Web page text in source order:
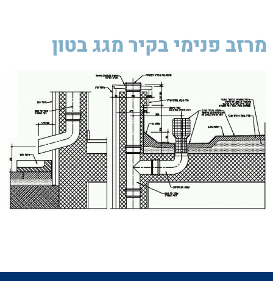
מרזב פנימי בקיר מגג בטון